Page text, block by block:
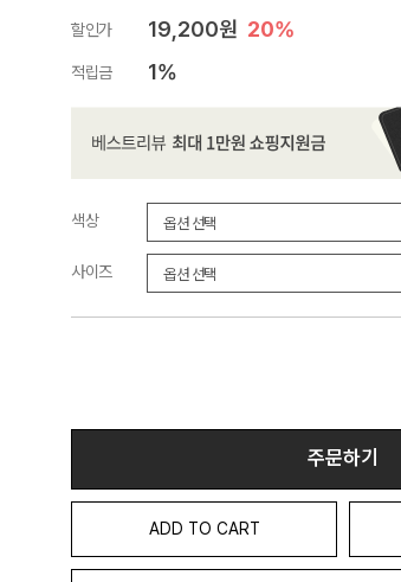
할인가 19,200원 20%
적립금 1%
색상
사이즈
주문하기
ADD TO CART